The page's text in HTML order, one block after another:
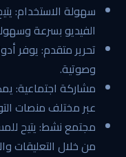
سهولة الاستخدام:
الفيديو بسرعة
تحرير متقدم: يوفر
وصوتية.
مشاركة اجتماعية:
عبر مختلف منصات
مجتمع نشط: يتيح
من خلال التعليقات